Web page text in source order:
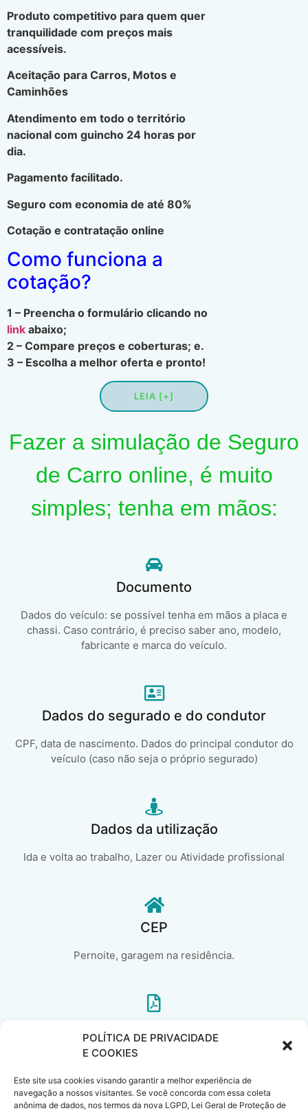
POLÍTICA DE PRIVACIDADE
E COOKIES
Este site usa cookies visando garantir a melhor experiência de
navegação a nossos visitantes. Se você concorda com essa coleta
anônima de dados, nos termos da nova LGPD, Lei Geral de Proteção de
Produto competitivo para quem quer
tranquilidade com preços mais
acessíveis.
Aceitação para Carros, Motos e
Caminhões
Atendimento em todo o território
nacional com guincho 24 horas por
dia.
Pagamento facilitado.
Seguro com economia de até 80%
Cotação e contratação online
Como funciona a
cotação?
1 – Preencha o formulário clicando no
link abaixo;
2 – Compare preços e coberturas; e.
3 – Escolha a melhor oferta e pronto!
LEIA [+]
Fazer a simulação de Seguro
de Carro online, é muito
simples; tenha em mãos:
Documento
Dados do veículo: se possível tenha em mãos a placa e
chassi. Caso contrário, é preciso saber ano, modelo,
fabricante e marca do veículo.
Dados do segurado e do condutor
CPF, data de nascimento. Dados do principal condutor do
veículo (caso não seja o próprio segurado)
Dados da utilização
Ida e volta ao trabalho, Lazer ou Atividade profissional
CEP
Pernoite, garagem na residência.
Em caso de renovação de seguro auto, informe a Cia atual, a